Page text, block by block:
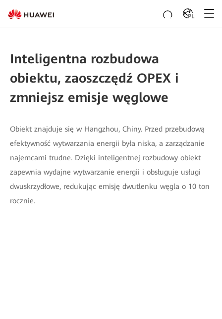
PL
Inteligentna rozbudowa
obiektu, zaoszczędź OPEX i
zmniejsz emisje węglowe
Obiekt znajduje się w Hangzhou, Chiny. Przed przebudową
efektywność wytwarzania energii była niska, a zarządzanie
najemcami trudne. Dzięki inteligentnej rozbudowy obiekt
zapewnia wydajne wytwarzanie energii i obsługuje usługi
dwuskrzydłowe, redukując emisję dwutlenku węgla o 10 ton
rocznie.